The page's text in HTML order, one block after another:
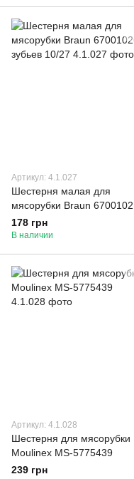
Артикул: 4.1.027
Шестерня малая для
мясорубки Braun 67001026
зубьев 10/27
178 грн
В наличии
Артикул: 4.1.028
Шестерня для мясорубки
Moulinex MS-5775439
239 грн